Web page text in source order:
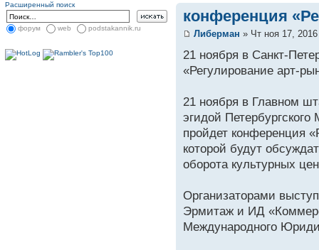
Расширенный поиск
форум web podstakannik.ru
конференция
Либерман » Чт ноя 17,
21 ноября в Санкт-
«Регулирование арт-
21 ноября в Главном
эгидой
пройдет конференция
которой будут
оборота культурных
Организаторами
Эрмитаж и ИД
Международного